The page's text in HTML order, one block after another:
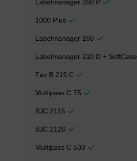
Labelmanager 260 P
1000 Plus
Labelmanager 160
Labelmanager 210 D + SoftCase
Fax B 215 C
Multipass C 75
BJC 2115
BJC 2120
Multipass C 530